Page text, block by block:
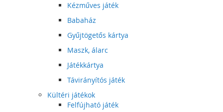
Kézműves játék
Babaház
Gyűjtögetős kártya
Maszk, álarc
Játékkártya
Távirányítós játék
Kültéri játékok
Felfújható játék